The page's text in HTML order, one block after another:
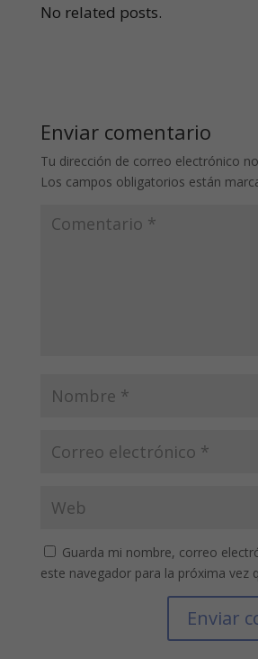
No related posts.
Enviar comentario
Tu dirección de correo electrónico
Los campos obligatorios están
Guarda mi nombre, correo
este navegador para la próxima vez